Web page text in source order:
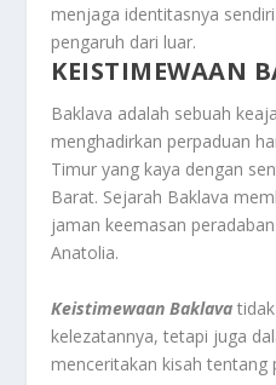
menjaga identitasnya
pengaruh dari luar.
KEISTIMEWAAN
Baklava adalah sebuah
menghadirkan perpaduan
Timur yang kaya dengan
Barat. Sejarah Baklava
jaman keemasan
Anatolia.
Keistimewaan Baklava
kelezatannya, tetapi juga
menceritakan kisah tentang